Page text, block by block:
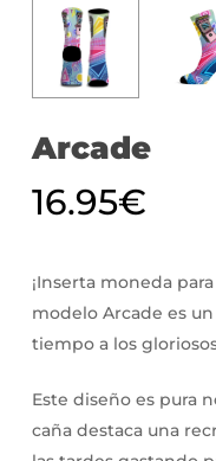
Arcade
16.95€
¡Inserta moneda
modelo Arcade es
tiempo a los
Este diseño es pura
caña destaca una